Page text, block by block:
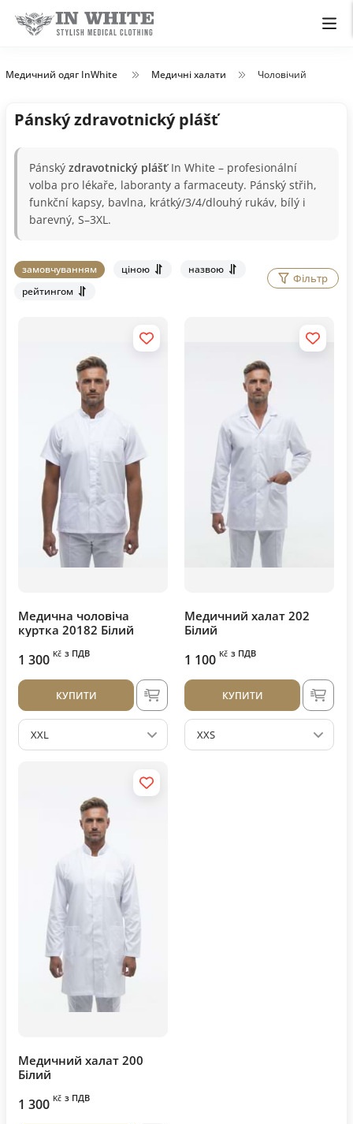
Медичний одяг InWhite Медичні халати Чоловічий
Pánský zdravotnický plášť
Pánský zdravotnický plášťIn White – profesionální
volba pro lékaře, laboranty a farmaceuty. Pánský střih,
funkční kapsy, bavlna, krátký/3/4/dlouhý rukáv, bílý i
barevný, S–3XL.
замовчуванням ціною
назвою
рейтингом
Фільтр
Медична чоловіча
куртка 20182 Білий
1 300 Kč з ПДВ
КУПИТИ
XXL
Медичний халат 202
Білий
1 100 Kč з ПДВ
КУПИТИ
XXS
Медичний халат 200
Білий
1 300 Kč з ПДВ